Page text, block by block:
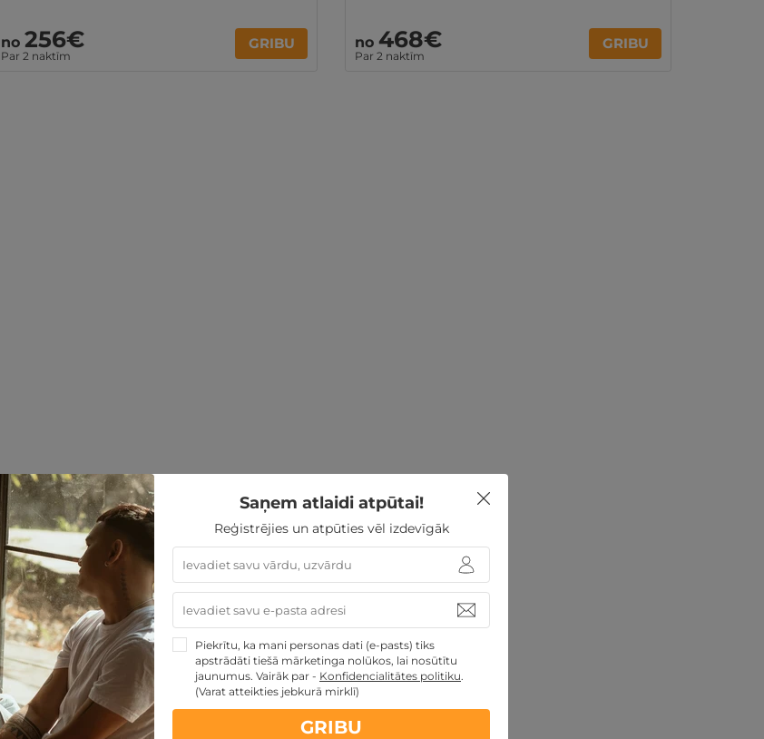
no 256€
Par 2 naktīm
GRIBU no 468€
Par 2 naktīm
GRIBU
Saņem atlaidi atpūtai!
Reģistrējies un atpūties vēl izdevīgāk
Piekrītu, ka mani personas dati (e-pasts) tiks
apstrādāti tiešā mārketinga nolūkos, lai nosūtītu
jaunumus. Vairāk par - Konfidencialitātes politiku.
(Varat atteikties jebkurā mirklī)
GRIBU